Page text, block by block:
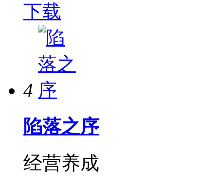
下载
4
陷落之序
经营养成